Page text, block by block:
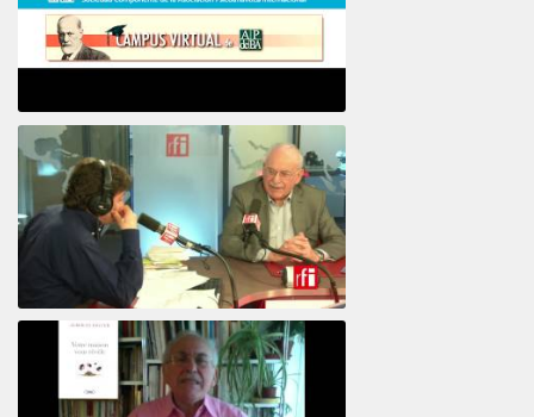
Psicoanálisis por Skype y teléfono Alberto
Eiguer presenta el curso virtual 2017